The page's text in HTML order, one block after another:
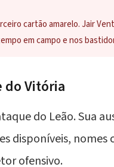
cartão amarelo. Jair
em campo e nos
Vitória
do Leão. Sua
disponíveis, nomes
ofensivo.